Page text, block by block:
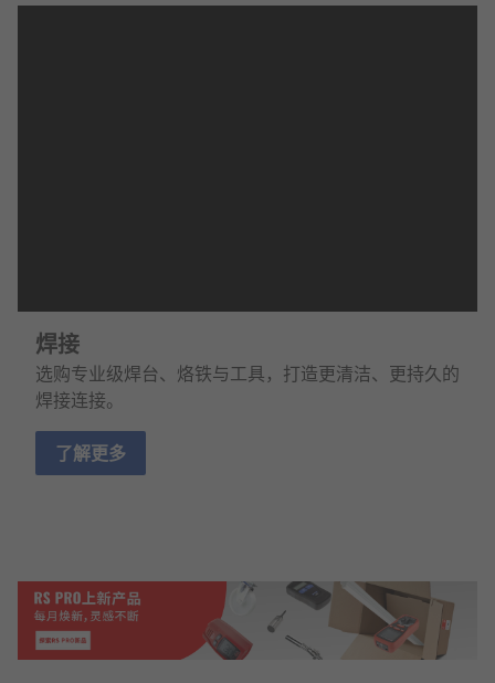
焊接
选购专业级焊台、烙铁与工具，打造更清洁、更持久的
焊接连接。
了解更多